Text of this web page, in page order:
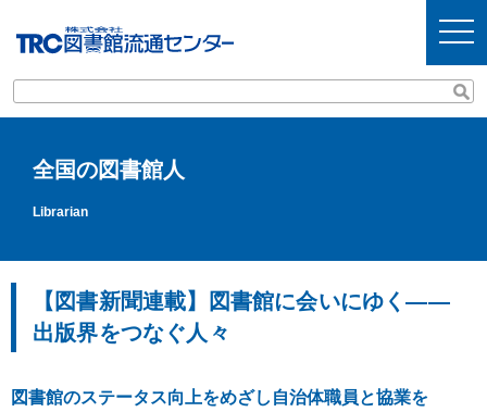
t
o
g
l
e
全国の図書館人
Librarian
【図書新聞連載】図書館に会いにゆく――
出版界をつなぐ人々
図書館のステータス向上をめざし自治体職員と協業を